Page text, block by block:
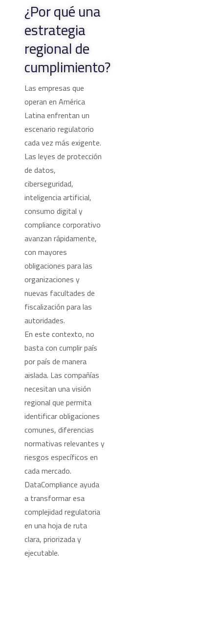
¿Por qué una
estrategia
regional de
cumplimiento?
Las empresas que
operan en América
Latina enfrentan un
escenario regulatorio
cada vez más exigente.
Las leyes de protección
de datos,
ciberseguridad,
inteligencia artificial,
consumo digital y
compliance corporativo
avanzan rápidamente,
con mayores
obligaciones para las
organizaciones y
nuevas facultades de
fiscalización para las
autoridades.
En este contexto, no
basta con cumplir país
por país de manera
aislada. Las compañías
necesitan una visión
regional que permita
identificar obligaciones
comunes, diferencias
normativas relevantes y
riesgos específicos en
cada mercado.
DataCompliance ayuda
a transformar esa
complejidad regulatoria
en una hoja de ruta
clara, priorizada y
ejecutable.